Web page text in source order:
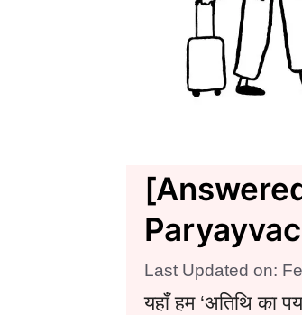
Last Updated on:
यहाँ हम ‘अतिथि का